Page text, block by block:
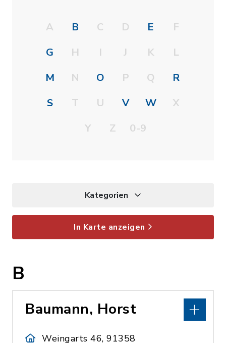
A B C D E
F
G
H I J K
L
M
N O P Q
R
S
T U V W
X
Y
Z 0-9
Kategorien
In Karte anzeigen
B
Baumann, Horst
Weingarts 46, 91358